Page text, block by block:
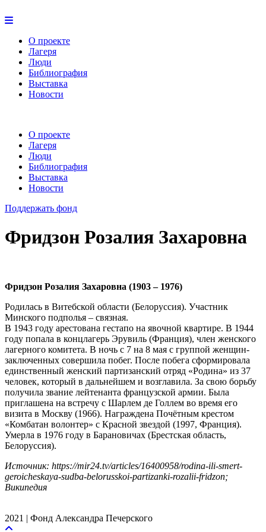
О проекте
Лагеря
Люди
Библиография
Выставка
Новости
О проекте
Лагеря
Люди
Библиография
Выставка
Новости
Поддержать фонд
Фридзон Розалия Захаровна
Фридзон Розалия Захаровна (1903 – 1976)
Родилась в Витебской области (Белоруссия). Участник
Минского подполья – связная.
В 1943 году арестована гестапо на явочной квартире. В 1944
году попала в концлагерь Эрувиль (Франция), член женского
лагерного комитета. В ночь с 7 на 8 мая с группой женщин-
заключенных совершила побег. После побега сформировала
единственный женский партизанский отряд «Родина» из 37
человек, который в дальнейшем и возглавила. За свою борьбу
получила звание лейтенанта французской армии. Была
приглашена на встречу с Шарлем де Голлем во время его
визита в Москву (1966). Награждена Почётным крестом
«Комбатан волонтер» с Красной звездой (1997, Франция).
Умерла в 1976 году в Барановичах (Брестская область,
Белоруссия).
Источник: https://mir24.tv/articles/16400958/rodina-ili-smert-
geroicheskaya-sudba-belorusskoi-partizanki-rozalii-fridzon;
Википедия
2021 | Фонд Александра Печерского